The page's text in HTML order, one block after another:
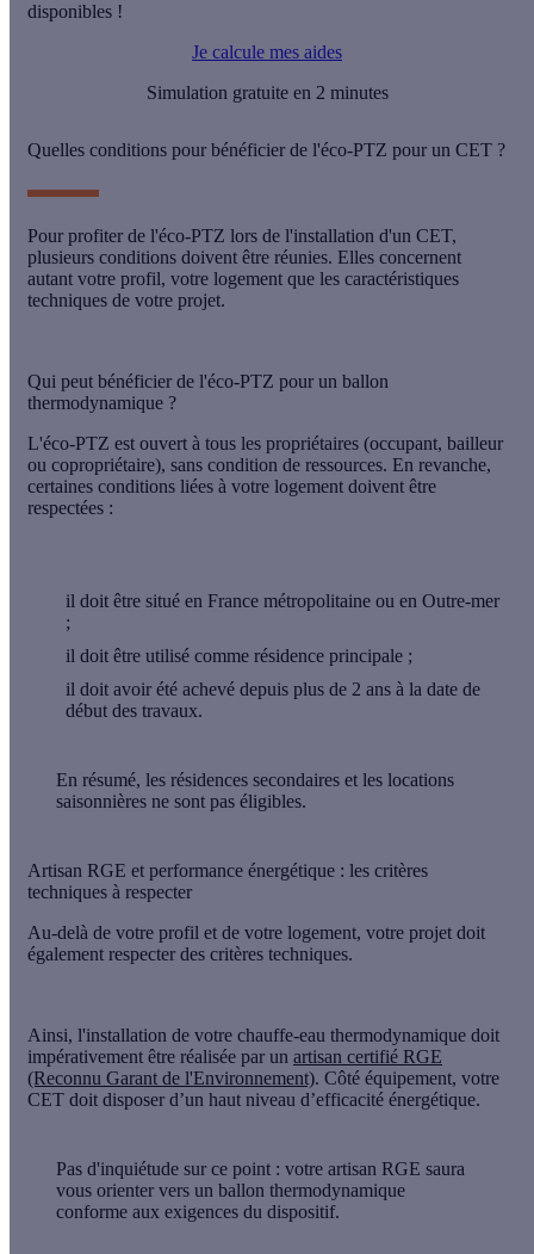
disponibles !
Je calcule mes aides
Simulation gratuite en 2 minutes
Quelles conditions pour bénéficier de l'éco-PTZ pour un CET ?
Pour profiter de l'éco-PTZ lors de l'installation d'un CET,
plusieurs conditions doivent être réunies. Elles concernent
autant votre profil, votre logement que les caractéristiques
techniques de votre projet.
Qui peut bénéficier de l'éco-PTZ pour un ballon
thermodynamique ?
L'éco-PTZ est ouvert à tous les propriétaires (occupant, bailleur
ou copropriétaire), sans condition de ressources. En revanche,
certaines conditions liées à votre logement doivent être
respectées :
il doit être situé en France métropolitaine ou en Outre-mer
;
il doit être utilisé comme résidence principale ;
il doit avoir été achevé depuis plus de 2 ans à la date de
début des travaux.
En résumé, les résidences secondaires et les locations
saisonnières ne sont pas éligibles.
Artisan RGE et performance énergétique : les critères
techniques à respecter
Au-delà de votre profil et de votre logement, votre projet doit
également respecter des critères techniques.
Ainsi, l'installation de votre chauffe-eau thermodynamique doit
impérativement être réalisée par un artisan certifié RGE
(Reconnu Garant de l'Environnement). Côté équipement, votre
CET doit disposer d’un haut niveau d’efficacité énergétique.
Pas d'inquiétude sur ce point : votre artisan RGE saura
vous orienter vers un ballon thermodynamique
conforme aux exigences du dispositif.